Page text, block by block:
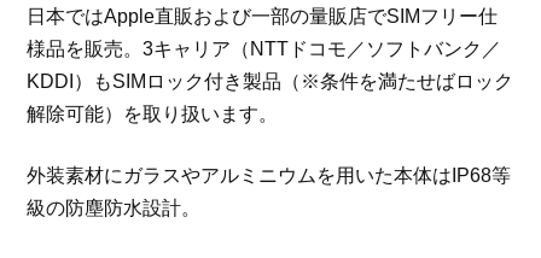
日本ではApple直販および一部の量販店でSIMフリー仕
様品を販売。3キャリア（NTTドコモ／ソフトバンク／
KDDI）もSIMロック付き製品（※条件を満たせばロック
解除可能）を取り扱います。
外装素材にガラスやアルミニウムを用いた本体はIP68等
級の防塵防水設計。